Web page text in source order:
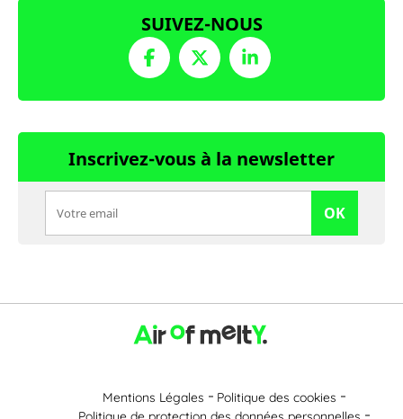
SUIVEZ-NOUS
Inscrivez-vous à la newsletter
OK
Mentions Légales
Politique des cookies